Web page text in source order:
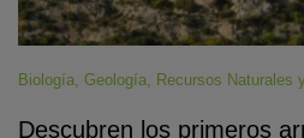
Biología, Geología, Recursos Naturales
Descubren los primeros